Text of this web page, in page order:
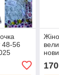
48-56
170